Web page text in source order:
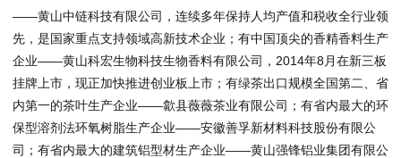
——黄山中链科技有限公司，连续多年保持人均产值和税收全行业领
先，是国家重点支持领域高新技术企业；有中国顶尖的香精香料生产
企业——黄山科宏生物科技生物香料有限公司，2014年8月在新三板
挂牌上市，现正加快推进创业板上市；有绿茶出口规模全国第二、省
内第一的茶叶生产企业——歙县薇薇茶业有限公司；有省内最大的环
保型溶剂法环氧树脂生产企业——安徽善孚新材料科技股份有限公
司；有省内最大的建筑铝型材生产企业——黄山强锋铝业集团有限公